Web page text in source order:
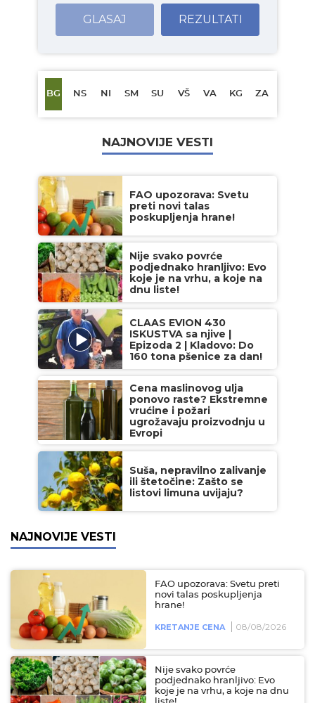
GLASAJ REZULTATI
BG NS NI SM SU VŠ VA KG ZA
NAJNOVIJE VESTI
FAO upozorava: Svetu
preti novi talas
poskupljenja hrane!
Nije svako povrće
podjednako hranljivo: Evo
koje je na vrhu, a koje na
dnu liste!
CLAAS EVION 430
ISKUSTVA sa njive |
Epizoda 2 | Kladovo: Do
160 tona pšenice za dan!
Cena maslinovog ulja
ponovo raste? Ekstremne
vrućine i požari
ugrožavaju proizvodnju u
Evropi
Suša, nepravilno zalivanje
ili štetočine: Zašto se
listovi limuna uvijaju?
NAJNOVIJE VESTI
FAO upozorava: Svetu preti
novi talas poskupljenja
hrane!
KRETANJE CENA 08/08/2026
Nije svako povrće
podjednako hranljivo: Evo
koje je na vrhu, a koje na dnu